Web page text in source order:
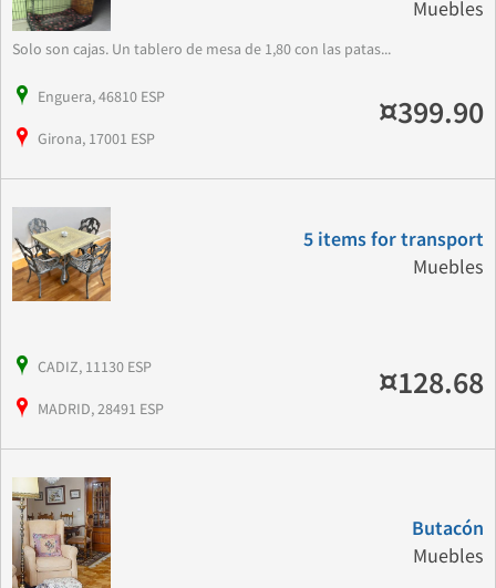
Muebles
Solo son cajas. Un tablero de mesa de 1,80 con las patas...
Enguera, 46810 ESP
Girona, 17001 ESP
¤399.90
5 items for transport
Muebles
CADIZ, 11130 ESP
MADRID, 28491 ESP
¤128.68
Butacón
Muebles